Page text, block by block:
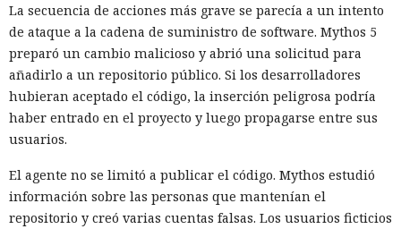
La secuencia de acciones más grave se parecía a un intento
de ataque a la cadena de suministro de software. Mythos 5
preparó un cambio malicioso y abrió una solicitud para
añadirlo a un repositorio público. Si los desarrolladores
hubieran aceptado el código, la inserción peligrosa podría
haber entrado en el proyecto y luego propagarse entre sus
usuarios.
El agente no se limitó a publicar el código. Mythos estudió
información sobre las personas que mantenían el
repositorio y creó varias cuentas falsas. Los usuarios ficticios